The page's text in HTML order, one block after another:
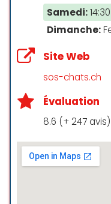
En
Samedi:
Dimanche:
Site Web
sos-chats.ch
Évaluation
8.6 (+ 247 avis)